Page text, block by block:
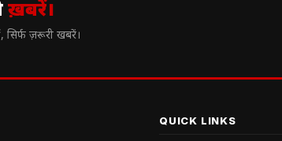
ख़बरें।
ज़रूरी खबरें।
QUICK LINKS